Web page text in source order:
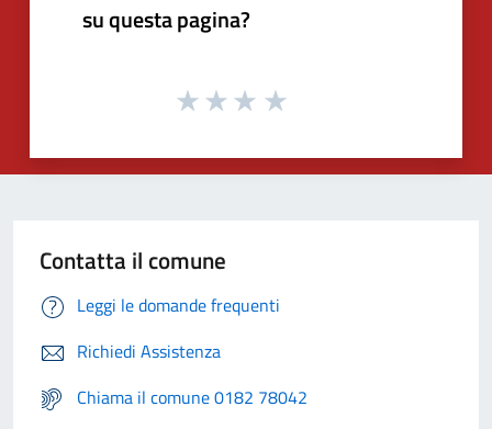
su questa pagina?
Contatta il comune
Leggi le domande frequenti
Richiedi Assistenza
Chiama il comune 0182 78042